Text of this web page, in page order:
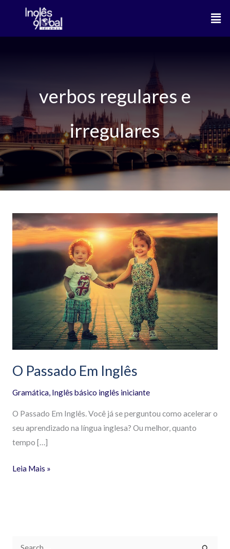
o
verbos regulares e
irregulares
O Passado Em Inglês
Gramática, Inglês básico inglês iniciante
O Passado Em Inglês. Você já se perguntou como acelerar o
seu aprendizado na língua inglesa? Ou melhor, quanto
tempo […]
O
Em
Leia Mais »